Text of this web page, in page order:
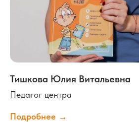
Тишкова Юлия Витальевна
Педагог центра
Подробнее →
Контакты
График работы:
+7 (911) 205-83-83
annapestova-centr@yandex.ru
пн - пт: с 12:00 до 20:00